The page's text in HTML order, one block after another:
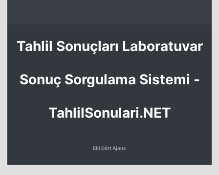
Tahlil Sonuçları Laboratuvar
Sonuç Sorgulama Sistemi -
TahlilSonulari.NET
Elli Dört Ajans